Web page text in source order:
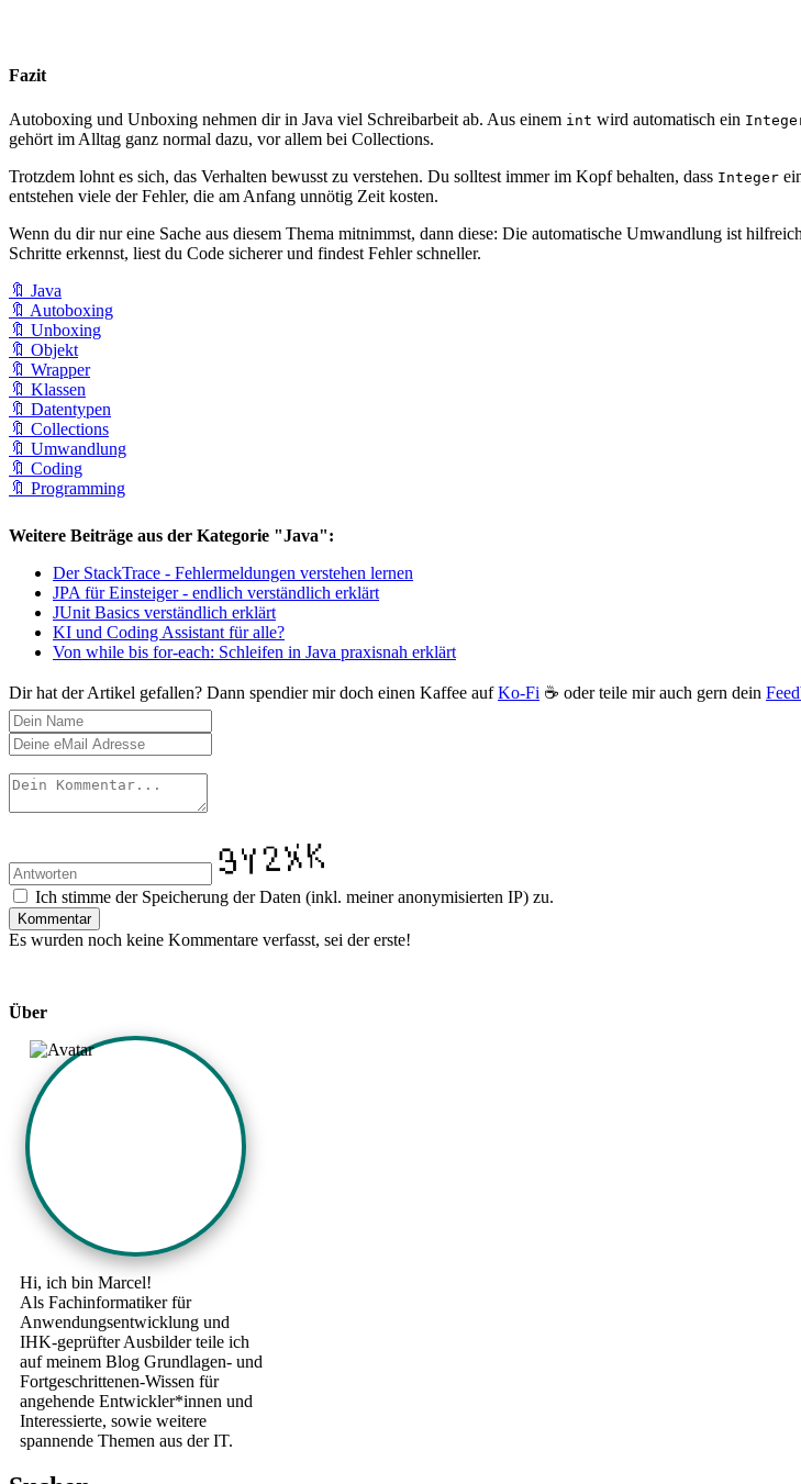
Fazit
Autoboxing und Unboxing nehmen dir in Java viel Schreibarbeit ab. Aus einem int wird automatisch ein
gehört im Alltag ganz normal dazu, vor allem bei Collections.
Trotzdem lohnt es sich, das Verhalten bewusst zu verstehen. Du solltest immer im Kopf behalten, dass Integer
entstehen viele der Fehler, die am Anfang unnötig Zeit kosten.
Wenn du dir nur eine Sache aus diesem Thema mitnimmst, dann diese: Die automatische Umwandlung ist
Schritte erkennst, liest du Code sicherer und findest Fehler schneller.
🔖 Java
🔖 Autoboxing
🔖 Unboxing
🔖 Objekt
🔖 Wrapper
🔖 Klassen
🔖 Datentypen
🔖 Collections
🔖 Umwandlung
🔖 Coding
🔖 Programming
Weitere Beiträge aus der Kategorie "Java":
Der StackTrace - Fehlermeldungen verstehen lernen
JPA für Einsteiger - endlich verständlich erklärt
JUnit Basics verständlich erklärt
KI und Coding Assistant für alle?
Von while bis for-each: Schleifen in Java praxisnah erklärt
Dir hat der Artikel gefallen? Dann spendier mir doch einen Kaffee aufKo-Fi ☕️ oder teile mir auch gern dein
Ich stimme der Speicherung der Daten (inkl. meiner anonymisierten IP) zu.
Kommentar
Es wurden noch keine Kommentare verfasst, sei der erste!
Über
Hi, ich bin Marcel!
Als Fachinformatiker für
Anwendungsentwicklung und
IHK-geprüfter Ausbilder teile ich
auf meinem Blog Grundlagen- und
Fortgeschrittenen-Wissen für
angehende Entwickler*innen und
Interessierte, sowie weitere
spannende Themen aus der IT.